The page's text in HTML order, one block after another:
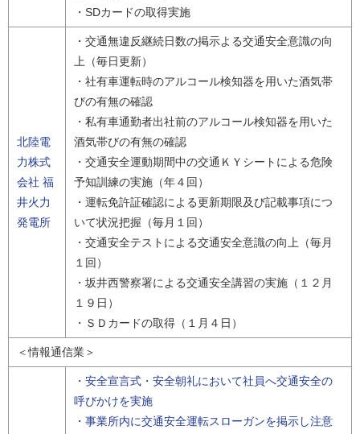
・SDカードの取得実施
北陸電
力株式
会社 福
井火力
発電所
・交通無違反継続日数の掲示よる交通安全意識の向
上（毎日更新）
・社有車運転時のアルコール検知器を用いた酒気帯
びの有無の確認
・私有車通勤者出社前のアルコール検知器を用いた
酒気帯びの有無の確認
・交通安全運動期間中の交通ＫＹシートによる危険
予知訓練の実施（年４回）
・運転免許証確認による更新期限及び記載事項につ
いて状況把握（毎月１回）
・交通安全テストによる交通安全意識の向上（毎月
１回）
・坂井西警察署による交通安全講習の実施（１２月
１９日）
・ＳＤカードの取得（１月４日）
＜情報通信業＞
・安全宣言式・安全朝礼において社員へ交通安全の
呼びかけを実施
・事業所内に交通安全運転スローガンを掲示し注意